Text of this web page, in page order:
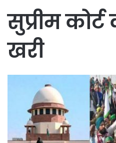
सुप्रीम
खरी